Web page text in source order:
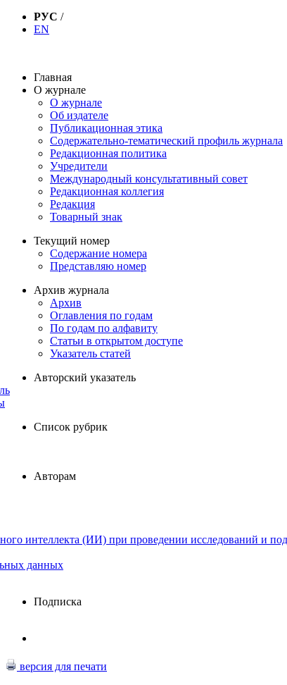
РУС /
EN
Главная
О журнале
О журнале
Об издателе
Публикационная этика
Содержательно-тематический профиль журнала
Редакционная политика
Учредители
Международный консультативный совет
Редакционная коллегия
Редакция
Товарный знак
Текущий номер
Содержание номера
Представляю номер
Архив журнала
Архив
Оглавления по годам
По годам по алфавиту
Статьи в открытом доступе
Указатель статей
Авторский указатель
Список рубрик
Авторам
интеллекта (ИИ) при проведении исследований и
данных
Подписка
версия для печати